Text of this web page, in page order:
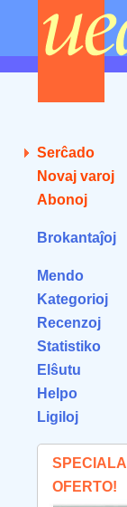
Serĉado
Novaj varoj
Abonoj
Brokantaĵoj
Mendo
Kategorioj
Recenzoj
Statistiko
Elŝutu
Helpo
Ligiloj
SPECIALA
OFERTO!